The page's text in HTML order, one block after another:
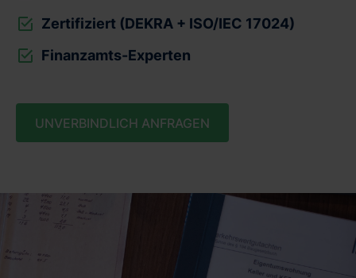
Zertifiziert (DEKRA + ISO/IEC 17024)
Finanzamts-Experten
UNVERBINDLICH ANFRAGEN